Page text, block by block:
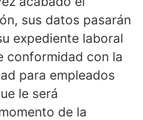
sus datos pasarán
expediente laboral
conformidad con la
para empleados
le será
de la